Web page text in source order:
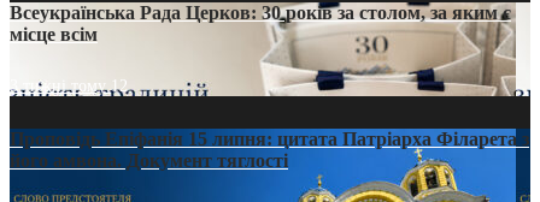
Всеукраїнська Рада Церков: 30 років за столом, за яким є
місце всім
3 тижні тому12
Проповідь Епіфанія 15 липня: цитата Патріарха Філарета з
його амвона. Документ тяглості